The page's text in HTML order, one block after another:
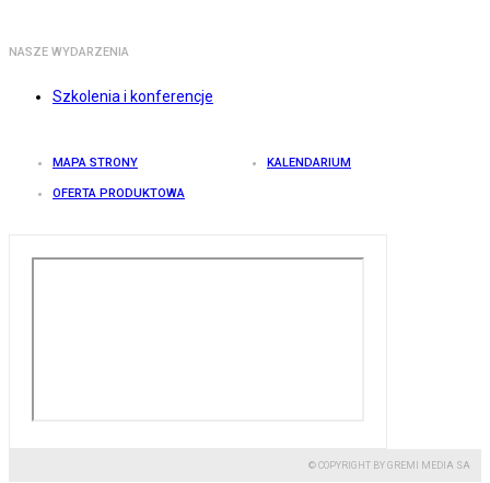
NASZE WYDARZENIA
Szkolenia i konferencje
MAPA STRONY KALENDARIUM
OFERTA PRODUKTOWA
© COPYRIGHT BY GREMI MEDIA SA